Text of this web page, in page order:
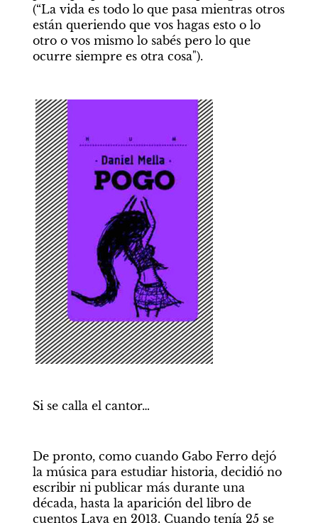
(“La vida es todo lo que pasa mientras otros
están queriendo que vos hagas esto o lo
otro o vos mismo lo sabés pero lo que
ocurre siempre es otra cosa").
Si se calla el cantor…
De pronto, como cuando Gabo Ferro dejó
la música para estudiar historia, decidió no
escribir ni publicar más durante una
década, hasta la aparición del libro de
cuentos Lava en 2013. Cuando tenía 25 se